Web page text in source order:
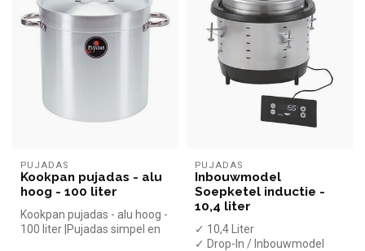
PUJADAS
Kookpan pujadas - alu
hoog - 100 liter
Kookpan pujadas - alu hoog -
100 liter |Pujadas simpel en
PUJADAS
Inbouwmodel
Soepketel inductie -
10,4 liter
✓ 10,4 Liter
✓ Drop-In / Inbouwmodel